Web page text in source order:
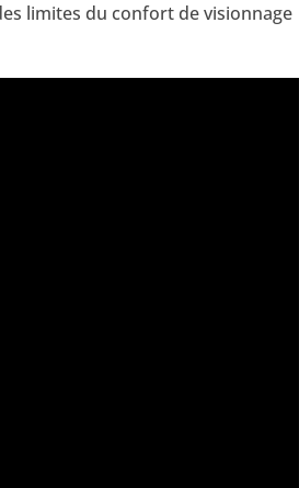
limites du confort de visionnage